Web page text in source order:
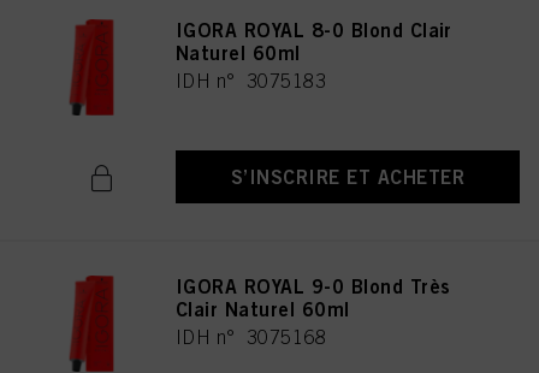
IGORA ROYAL 8-0 Blond Clair
Naturel 60ml
IDH n° 3075183
S’INSCRIRE ET ACHETER
IGORA ROYAL 9-0 Blond Très
Clair Naturel 60ml
IDH n° 3075168